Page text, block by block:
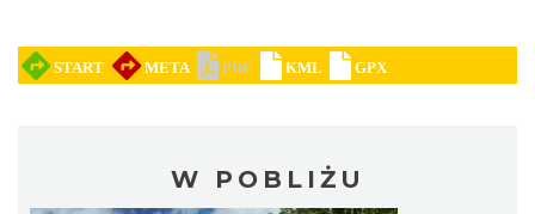
W POBLIŻU